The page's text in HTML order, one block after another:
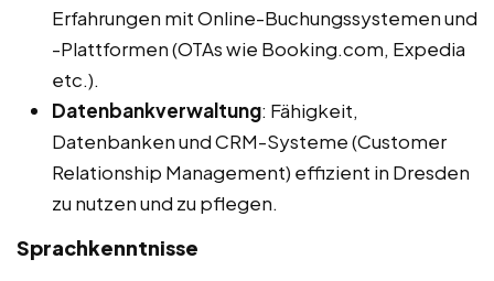
Erfahrungen mit Online-Buchungssystemen und
-Plattformen (OTAs wie Booking.com, Expedia
etc.).
Datenbankverwaltung: Fähigkeit,
Datenbanken und CRM-Systeme (Customer
Relationship Management) effizient in Dresden
zu nutzen und zu pflegen.
Sprachkenntnisse